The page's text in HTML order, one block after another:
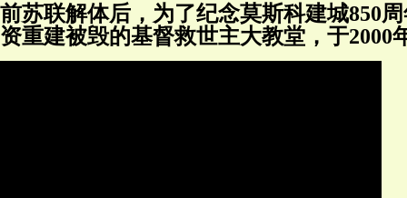
前苏联解体后，为了纪念莫斯科建城850
资重建被毁的基督救世主大教堂，于2000